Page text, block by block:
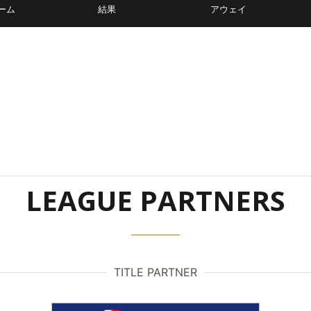
ム 結果 アウェイ
LEAGUE PARTNERS
TITLE PARTNER